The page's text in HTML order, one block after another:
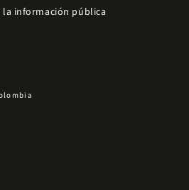
la información pública